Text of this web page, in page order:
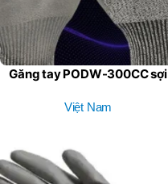
Găng tay PODW-300CC sợi
Việt Nam